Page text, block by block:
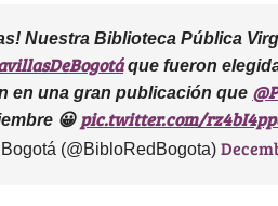
Nuestra Biblioteca Pública
que fueron
en una gran publicación que
😀 pic.twitter.com/
(@BibloRedBogota)